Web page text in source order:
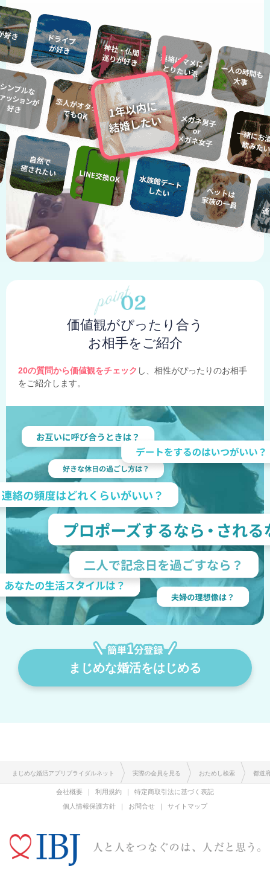
価値観がぴったり合う
お相手をご紹介
20の質問から価値観をチェック し、相性がぴったりのお相手
をご紹介します。
まじめな婚活をはじめる
まじめな婚活アプリブライダルネット 実際の会員を見る おためし検索 都道
会社概要 利用規約
特定商取引法に基づく表記
個人情報保護方針
お問合せ サイトマップ